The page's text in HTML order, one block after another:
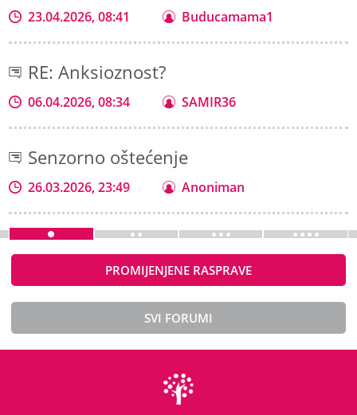
23.04.2026, 08:41 Buducamama1
RE: Anksioznost?
06.04.2026, 08:34 SAMIR36
Senzorno oštećenje
26.03.2026, 23:49 Anoniman
PROMIJENJENE RASPRAVE
SVI FORUMI